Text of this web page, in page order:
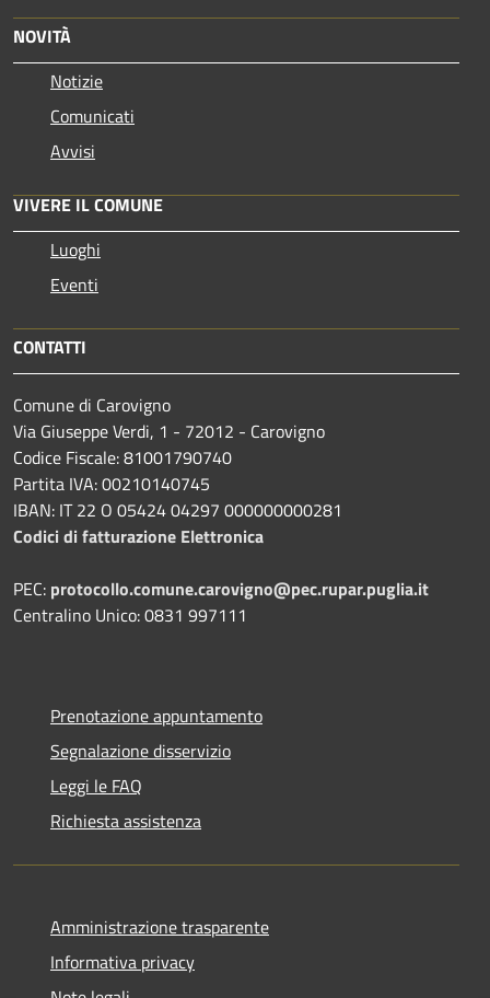
NOVITÀ
Notizie
Comunicati
Avvisi
VIVERE IL COMUNE
Luoghi
Eventi
CONTATTI
Comune di Carovigno
Via Giuseppe Verdi, 1 - 72012 - Carovigno
Codice Fiscale: 81001790740
Partita IVA: 00210140745
IBAN: IT 22 O 05424 04297 000000000281
Codici di fatturazione Elettronica
PEC: protocollo.comune.carovigno@pec.rupar.puglia.it
Centralino Unico: 0831 997111
Prenotazione appuntamento
Segnalazione disservizio
Leggi le FAQ
Richiesta assistenza
Amministrazione trasparente
Informativa privacy